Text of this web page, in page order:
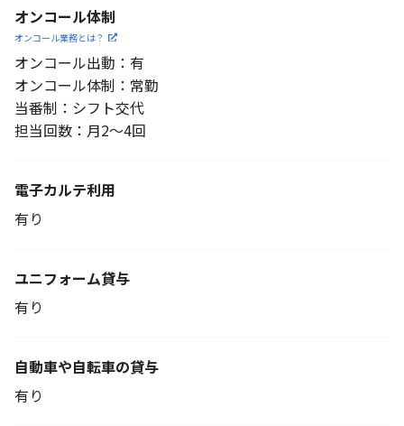
オンコール体制
オンコール業務とは？
オンコール出動：有
オンコール体制：常勤
当番制：シフト交代
担当回数：月2～4回
電子カルテ利用
有り
ユニフォーム貸与
有り
自動車や自転車の貸与
有り